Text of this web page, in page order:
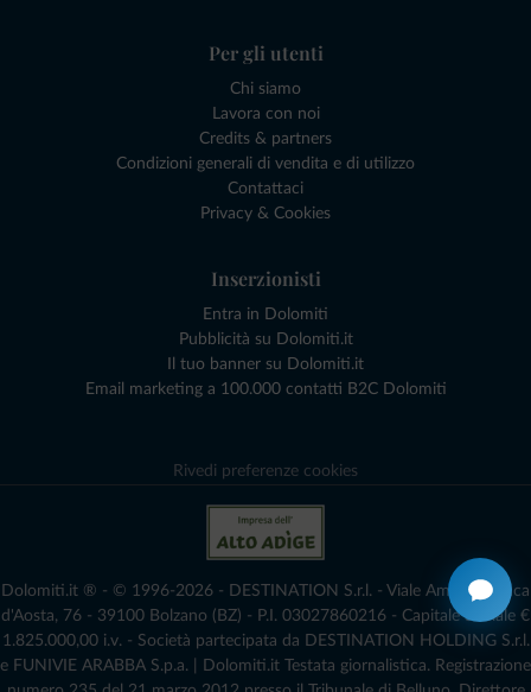
Per gli utenti
Chi siamo
Lavora con noi
Credits & partners
Condizioni generali di vendita e di utilizzo
Contattaci
Privacy & Cookies
Inserzionisti
Entra in Dolomiti
Pubblicità su Dolomiti.it
Il tuo banner su Dolomiti.it
Email marketing a 100.000 contatti B2C Dolomiti
Rivedi preferenze cookies
Dolomiti.it ® - © 1996-2026 - DESTINATION S.r.l. - Viale Amedeo Duca
d'Aosta, 76 - 39100 Bolzano (BZ) - P.I. 03027860216 - Capitale Sociale €
1.825.000,00 i.v. - Società partecipata da DESTINATION HOLDING S.r.l.
e FUNIVIE ARABBA S.p.a. | Dolomiti.it Testata giornalistica. Registrazione